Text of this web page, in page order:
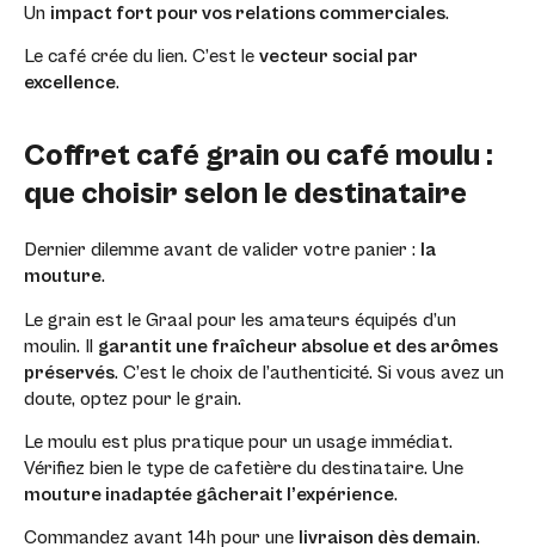
Un impact fort pour vos relations commerciales.
Le café crée du lien. C’est le vecteur social par
excellence.
Coffret café grain ou café moulu :
que choisir selon le destinataire
Dernier dilemme avant de valider votre panier : la
mouture.
Le grain est le Graal pour les amateurs équipés d’un
moulin. Il garantit une fraîcheur absolue et des arômes
préservés. C’est le choix de l’authenticité. Si vous avez un
doute, optez pour le grain.
Le moulu est plus pratique pour un usage immédiat.
Vérifiez bien le type de cafetière du destinataire. Une
mouture inadaptée gâcherait l’expérience.
Commandez avant 14h pour une livraison dès demain.